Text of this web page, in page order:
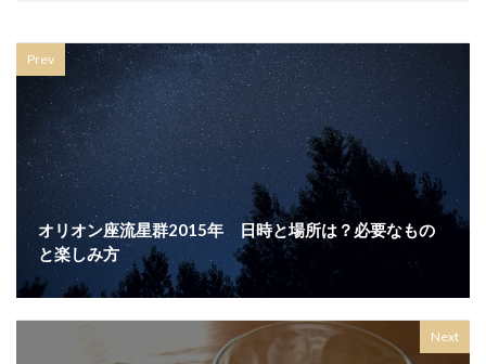
Prev
オリオン座流星群2015年 日時と場所は？必要なもの
と楽しみ方
Next